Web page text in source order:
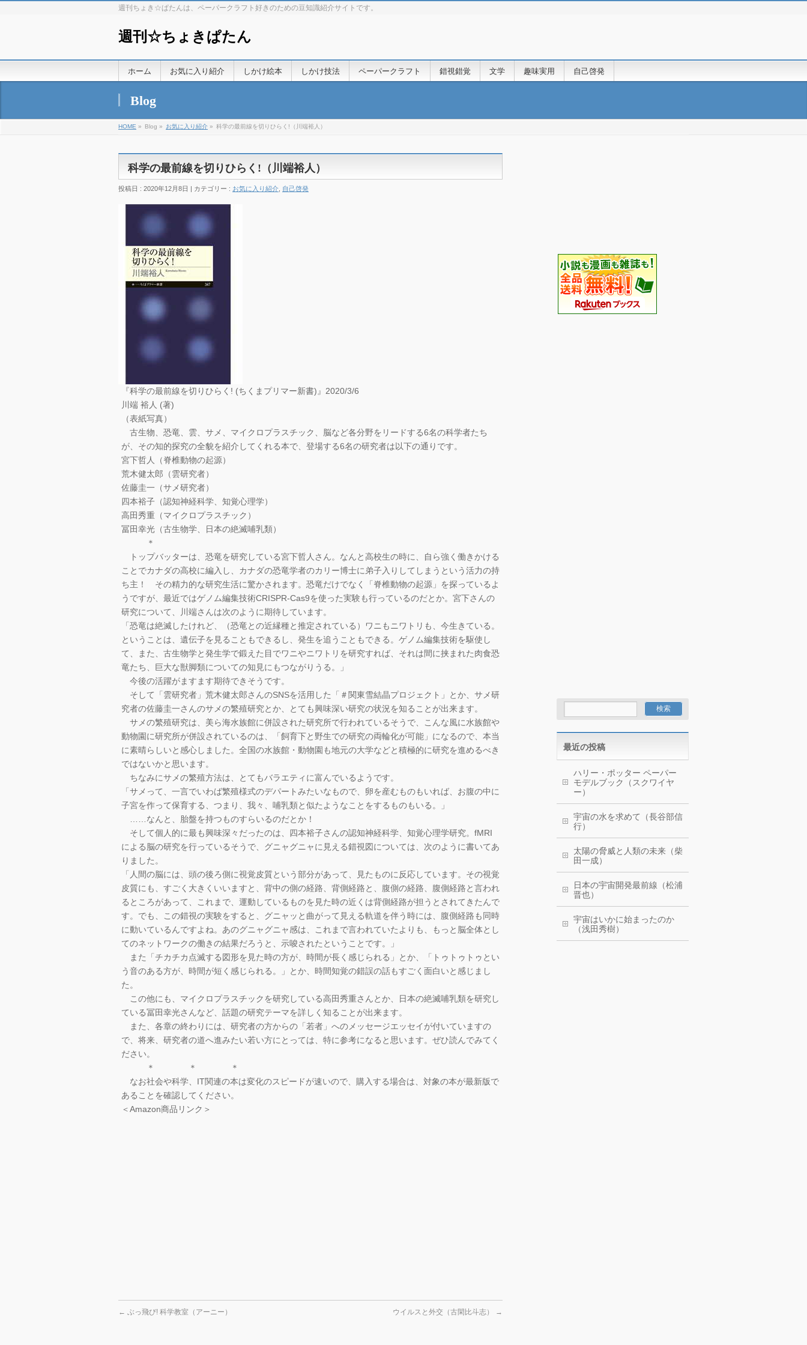
週刊ちょき☆ぱたんは、ペーパークラフト好きのための豆知識紹介サイトです。
週刊☆ちょきぱたん
ホーム お気に入り紹介 しかけ絵本 しかけ技法 ペーパークラフト 錯視錯覚 文学 趣味実用 自己啓発
Blog
HOME » Blog » お気に入り紹介 » 科学の最前線を切りひらく!（川端裕人）
科学の最前線を切りひらく!（川端裕人）
投稿日 : 2020年12月8日 | カテゴリー : お気に入り紹介 自己啓発
『科学の最前線を切りひらく! (ちくまプリマー新書)』2020/3/6
川端 裕人 (著)
（表紙写真）
古生物、恐竜、雲、サメ、マイクロプラスチック、脳など各分野をリードする6名の科学者たち
が、その知的探究の全貌を紹介してくれる本で、登場する6名の研究者は以下の通りです。
宮下哲人（脊椎動物の起源）
荒木健太郎（雲研究者）
佐藤圭一（サメ研究者）
四本裕子（認知神経科学、知覚心理学）
高田秀重（マイクロプラスチック）
冨田幸光（古生物学、日本の絶滅哺乳類）
＊
トップバッターは、恐竜を研究している宮下哲人さん。なんと高校生の時に、自ら強く働きかける
ことでカナダの高校に編入し、カナダの恐竜学者のカリー博士に弟子入りしてしまうという活力の持
ち主！ その精力的な研究生活に驚かされます。恐竜だけでなく「脊椎動物の起源」を探っているよ
うですが、最近ではゲノム編集技術CRISPR-Cas9を使った実験も行っているのだとか。宮下さんの
研究について、川端さんは次のように期待しています。
「恐竜は絶滅したけれど、（恐竜との近縁種と推定されている）ワニもニワトリも、今生きている。
ということは、遺伝子を見ることもできるし、発生を追うこともできる。ゲノム編集技術を駆使し
て、また、古生物学と発生学で鍛えた目でワニやニワトリを研究すれば、それは間に挟まれた肉食恐
竜たち、巨大な獣脚類についての知見にもつながりうる。」
今後の活躍がますます期待できそうです。
そして「雲研究者」荒木健太郎さんのSNSを活用した「＃関東雪結晶プロジェクト」とか、サメ研
究者の佐藤圭一さんのサメの繁殖研究とか、とても興味深い研究の状況を知ることが出来ます。
サメの繁殖研究は、美ら海水族館に併設された研究所で行われているそうで、こんな風に水族館や
動物園に研究所が併設されているのは、「飼育下と野生での研究の両輪化が可能」になるので、本当
に素晴らしいと感心しました。全国の水族館・動物園も地元の大学などと積極的に研究を進めるべき
ではないかと思います。
ちなみにサメの繁殖方法は、とてもバラエティに富んでいるようです。
「サメって、一言でいわば繁殖様式のデパートみたいなもので、卵を産むものもいれば、お腹の中に
子宮を作って保育する、つまり、我々、哺乳類と似たようなことをするものもいる。」
……なんと、胎盤を持つものすらいるのだとか！
そして個人的に最も興味深々だったのは、四本裕子さんの認知神経科学、知覚心理学研究。fMRI
による脳の研究を行っているそうで、グニャグニャに見える錯視図については、次のように書いてあ
りました。
「人間の脳には、頭の後ろ側に視覚皮質という部分があって、見たものに反応しています。その視覚
皮質にも、すごく大きくいいますと、背中の側の経路、背側経路と、腹側の経路、腹側経路と言われ
るところがあって、これまで、運動しているものを見た時の近くは背側経路が担うとされてきたんで
す。でも、この錯視の実験をすると、グニャッと曲がって見える軌道を伴う時には、腹側経路も同時
に動いているんですよね。あのグニャグニャ感は、これまで言われていたよりも、もっと脳全体とし
てのネットワークの働きの結果だろうと、示唆されたということです。」
また「チカチカ点滅する図形を見た時の方が、時間が長く感じられる」とか、「トゥトゥトゥとい
う音のある方が、時間が短く感じられる。」とか、時間知覚の錯誤の話もすごく面白いと感じまし
た。
この他にも、マイクロプラスチックを研究している高田秀重さんとか、日本の絶滅哺乳類を研究し
ている冨田幸光さんなど、話題の研究テーマを詳しく知ることが出来ます。
また、各章の終わりには、研究者の方からの「若者」へのメッセージエッセイが付いていますの
で、将来、研究者の道へ進みたい若い方にとっては、特に参考になると思います。ぜひ読んでみてく
ださい。
＊ ＊ ＊
なお社会や科学、IT関連の本は変化のスピードが速いので、購入する場合は、対象の本が最新版で
あることを確認してください。
＜Amazon商品リンク＞
← ぶっ飛び! 科学教室（アーニー） ウイルスと外交（古閑比斗志） →
最近の投稿
ハリー・ポッター ペーパー
モデルブック（スクワイヤ
ー）
宇宙の水を求めて（長谷部信
行）
太陽の脅威と人類の未来（柴
田一成）
日本の宇宙開発最前線（松浦
晋也）
宇宙はいかに始まったのか
（浅田秀樹）